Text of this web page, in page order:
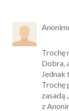
Trochę
Dobra,
Jednak
Trochę
zasadą
z